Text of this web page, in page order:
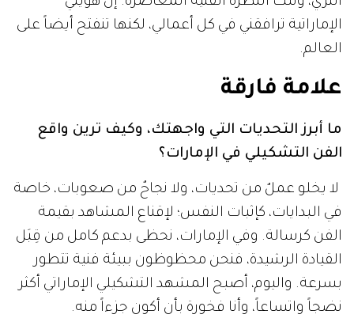
الإماراتية ترافقني في كل أعمالي، لكنها تنفتح أيضاً على
العالم.
علامة فارقة
ما أبرز التحديات التي واجهتك، وكيف ترين واقع
الفن التشكيلي في الإمارات؟
لا يخلو عملٌ من تحديات، ولا نجاحٌ من صعوبات، خاصة
في البدايات، كإثبات النفس؛ لإقناع المشاهد بقيمة
الفن كرسالة. وفي الإمارات، نحظى بدعم كامل من قِبَل
القيادة الرشيدة، فنحن محظوظون ببيئة فنية تتطور
بسرعة. واليوم، أصبح المشهد التشكيلي الإماراتي أكثر
نضجاً واتساعاً، وأنا فخورة بأن أكون جزءاً منه.